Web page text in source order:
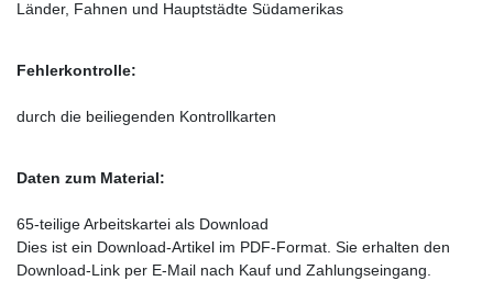
Länder, Fahnen und Hauptstädte Südamerikas
Fehlerkontrolle:
durch die beiliegenden Kontrollkarten
Daten zum Material:
65-teilige Arbeitskartei als Download
Dies ist ein Download-Artikel im PDF-Format. Sie erhalten den
Download-Link per E-Mail nach Kauf und Zahlungseingang.